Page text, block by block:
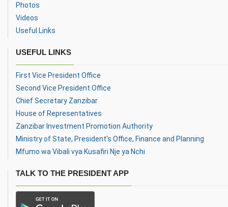
Photos
Videos
Useful Links
USEFUL LINKS
First Vice President Office
Second Vice President Office
Chief Secretary Zanzibar
House of Representatives
Zanzibar Investment Promotion Authority
Ministry of State, President's Office, Finance and Planning
Mfumo wa Vibali vya Kusafiri Nje ya Nchi
TALK TO THE PRESIDENT APP